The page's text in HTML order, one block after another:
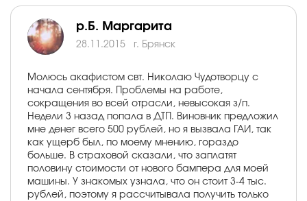
р.Б. Маргарита
28.11.2015 г. Брянск
Молюсь акафистом свт. Николаю Чудотворцу с
начала сентября. Проблемы на работе,
сокращения во всей отрасли, невысокая з/п.
Недели 3 назад попала в ДТП. Виновник предложил
мне денег всего 500 рублей, но я вызвала ГАИ, так
как ущерб был, по моему мнению, гораздо
больше. В страховой сказали, что заплатят
половину стоимости от нового бампера для моей
машины. У знакомых узнала, что он стоит 3-4 тыс.
рублей, поэтому я рассчитывала получить только